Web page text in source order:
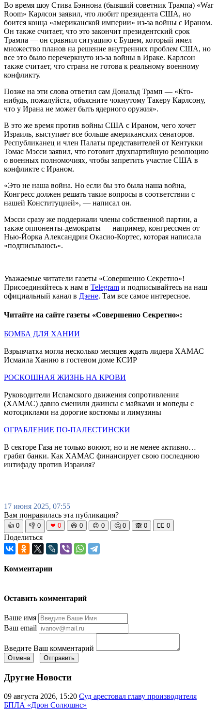
Во время шоу Стива Бэннона (бывший советник Трампа) «War
Room» Карлсон заявил, что любит президента США, но
боится конца «американской империи» из-за войны с Ираном.
Он также считает, что это закончит президентский срок
Трампа — он сравнил ситуацию с Бушем, который имел
множество планов на решение внутренних проблем США, но
все это было перечеркнуто из-за войны в Ираке. Карлсон
также считает, что страна не готова к реальному военному
конфликту.
Позже на эти слова ответил сам Дональд Трамп — «Кто-
нибудь, пожалуйста, объясните чокнутому Такеру Карлсону,
что у Ирана не может быть ядерного оружия».
В это же время против войны США с Ираном, чего хочет
Израиль, выступает все больше американских сенаторов.
Республиканец и член Палаты представителей от Кентукки
Томас Мэсси заявил, что готовит двухпартийную резолюцию
о военных полномочиях, чтобы запретить участие США в
конфликте с Ираном.
«Это не наша война. Но если бы это была наша война,
Конгресс должен решать такие вопросы в соответствии с
нашей Конституцией», — написал он.
Мэсси сразу же поддержали члены собственной партии, а
также оппоненты-демократы — например, конгрессмен от
Нью-Йорка Александрия Окасио-Кортес, которая написала
«подписываюсь».
Уважаемые читатели газеты «Совершенно Секретно»!
Присоединяйтесь к нам в Telegram и подписывайтесь на наш
официальный канал в Дзене. Там все самое интересное.
Читайте на сайте газеты «Совершенно Секретно»:
БОМБА ДЛЯ ХАНИИ
Взрывчатка могла несколько месяцев ждать лидера ХАМАС
Исмаила Ханию в гостевом доме КСИР
РОСКОШНАЯ ЖИЗНЬ НА КРОВИ
Руководители Исламского движения сопротивления
(ХАМАС) давно сменили джинсы с майками и мопеды с
мотоциклами на дорогие костюмы и лимузины
ОГРАБЛЕНИЕ ПО-ПАЛЕСТИНСКИ
В секторе Газа не только воюют, но и не менее активно…
грабят банки. Как ХАМАС финансирует свою последнюю
интифаду против Израиля?
17 июня 2025, 07:55
Вам понравилась эта публикация?
👍 0 👎 0 ❤ 0 😆 0 😡 0 🤔 0 🙈 0 🧘‍♀️ 0
Поделиться
Комментарии
Оставить комментарий
Ваше имя
Ваш email
Введите Ваш комментарий
Отмена Отправить
Другие Новости
09 августа 2026, 15:20 Суд арестовал главу производителя
БПЛА «Дрон Солюшнс»